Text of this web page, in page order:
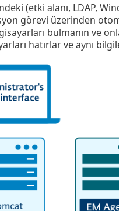
(etki alanı, LDAP,
görevi üzerinden
bulmanın ve
hatırlar ve aynı